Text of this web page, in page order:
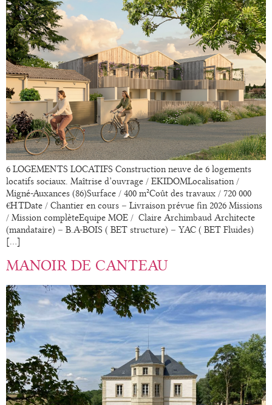
6 LOGEMENTS LOCATIFS Construction neuve de 6 logements
locatifs sociaux. Maîtrise d’ouvrage / EKIDOMLocalisation /
Migné-Auxances (86)Surface / 400 m²Coût des travaux / 720 000
€HTDate / Chantier en cours – Livraison prévue fin 2026 Missions
/ Mission complèteEquipe MOE / Claire Archimbaud Architecte
(mandataire) – B.A-BOIS ( BET structure) – YAC ( BET Fluides)
[…]
MANOIR DE CANTEAU